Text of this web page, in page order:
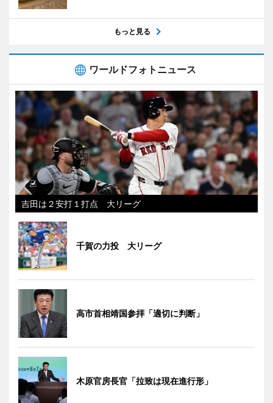
もっと見る
ワールドフォトニュース
吉田は２安打１打点 大リーグ
千賀の力投 大リーグ
高市首相靖国参拝「適切に判断」
木原官房長官「拉致は現在進行形」